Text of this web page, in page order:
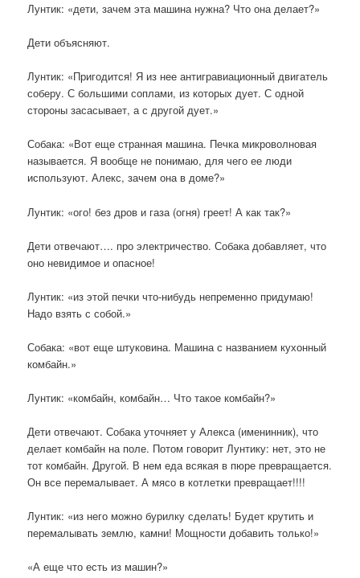
Лунтик: «дети, зачем эта машина нужна? Что она делает?»
Дети объясняют.
Лунтик: «Пригодится! Я из нее антигравиационный двигатель
соберу. С большими соплами, из которых дует. С одной
стороны засасывает, а с другой дует.»
Собака: «Вот еще странная машина. Печка микроволновая
называется. Я вообще не понимаю, для чего ее люди
используют. Алекс, зачем она в доме?»
Лунтик: «ого! без дров и газа (огня) греет! А как так?»
Дети отвечают…. про электричество. Собака добавляет, что
оно невидимое и опасное!
Лунтик: «из этой печки что-нибудь непременно придумаю!
Надо взять с собой.»
Собака: «вот еще штуковина. Машина с названием кухонный
комбайн.»
Лунтик: «комбайн, комбайн… Что такое комбайн?»
Дети отвечают. Собака уточняет у Алекса (именинник), что
делает комбайн на поле. Потом говорит Лунтику: нет, это не
тот комбайн. Другой. В нем еда всякая в пюре превращается.
Он все перемалывает. А мясо в котлетки превращает!!!!
Лунтик: «из него можно бурилку сделать! Будет крутить и
перемалывать землю, камни! Мощности добавить только!»
«А еще что есть из машин?»